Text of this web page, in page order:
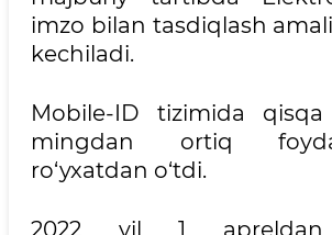
imzo bilan tasdiqlash
kechiladi.
Mobile-ID tizimida
mingdan ortiq
ro‘yxatdan o‘tdi.
2022 yil 1 apreldan